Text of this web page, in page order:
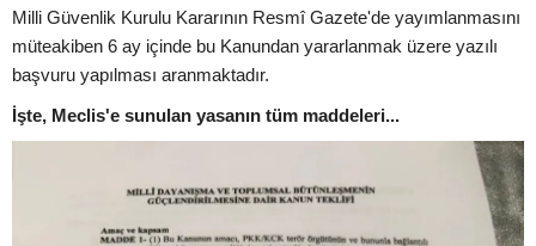
Milli Güvenlik Kurulu Kararının Resmî Gazete'de yayımlanmasını
müteakiben 6 ay içinde bu Kanundan yararlanmak üzere yazılı
başvuru yapılması aranmaktadır.
İşte, Meclis'e sunulan yasanın tüm maddeleri...